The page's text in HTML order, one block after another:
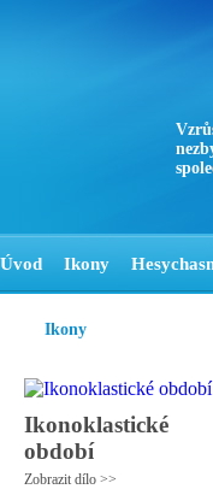
Úvod Ikony
Ikony
Ikonoklastické
období
Zobrazit dílo >>